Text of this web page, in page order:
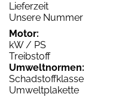
Lieferzeit
Unsere Nummer
Motor:
kW / PS
Treibstoff
Umweltnormen:
Schadstoffklasse
Umweltplakette